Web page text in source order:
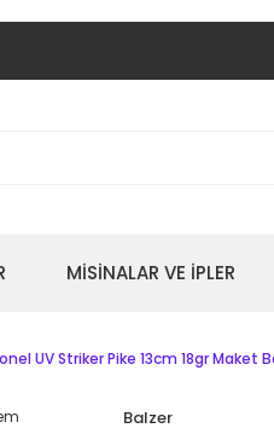
MİSİNALAR VE İPLER
UV Striker Pike 13cm 18gr Maket
Balzer